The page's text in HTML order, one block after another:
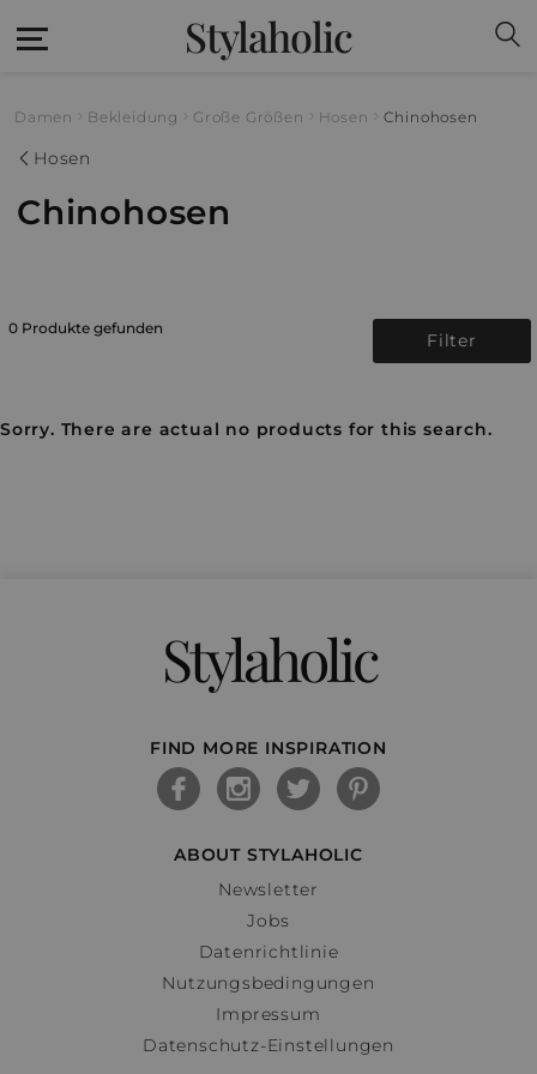
Stylaholic
Damen Bekleidung Große Größen Hosen Chinohosen
Hosen
Chinohosen
0 Produkte gefunden
Filter
Sorry. There are actual no products for this search.
Stylaholic
FIND MORE INSPIRATION
ABOUT STYLAHOLIC
Newsletter
Jobs
Datenrichtlinie
Nutzungsbedingungen
Impressum
Datenschutz-Einstellungen